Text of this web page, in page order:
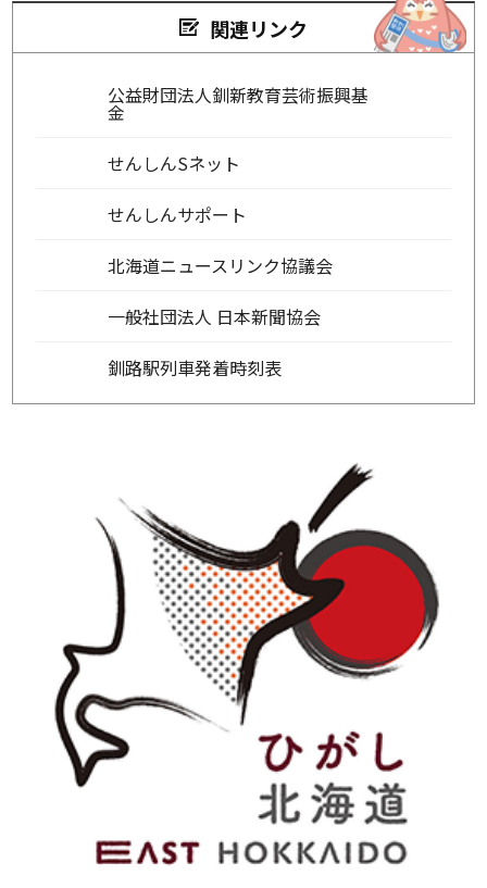
関連リンク
公益財団法人釧新教育芸術振興基
金
せんしんSネット
せんしんサポート
北海道ニュースリンク協議会
一般社団法人 日本新聞協会
釧路駅列車発着時刻表